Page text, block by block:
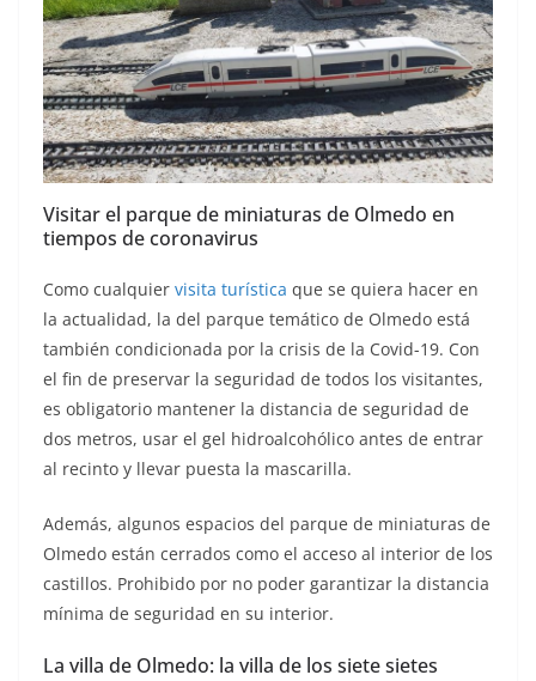
Visitar el parque de miniaturas de Olmedo en
tiempos de coronavirus
Como cualquier visita turística que se quiera hacer en
la actualidad, la del parque temático de Olmedo está
también condicionada por la crisis de la Covid-19. Con
el fin de preservar la seguridad de todos los visitantes,
es obligatorio mantener la distancia de seguridad de
dos metros, usar el gel hidroalcohólico antes de entrar
al recinto y llevar puesta la mascarilla.
Además, algunos espacios del parque de miniaturas de
Olmedo están cerrados como el acceso al interior de los
castillos. Prohibido por no poder garantizar la distancia
mínima de seguridad en su interior.
La villa de Olmedo: la villa de los siete sietes